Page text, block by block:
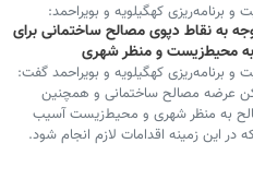
برنامه‌ریزی کهگیلویه و بویراحمد:
به نقاط دپوی مصالح ساختمانی برای
محیط‌زیست و منظر شهری
و برنامه‌ریزی کهگیلویه و بویراحمد گفت:
عرضه مصالح ساختمانی و همچنین
به منظر شهری و محیط‌زیست آسیب
در این زمینه اقدامات لازم انجام شود.